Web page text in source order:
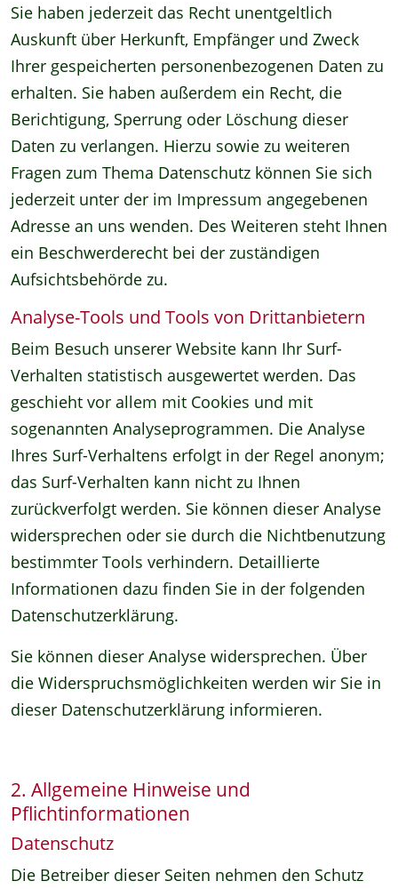
Sie haben jederzeit das Recht unentgeltlich
Auskunft über Herkunft, Empfänger und Zweck
Ihrer gespeicherten personenbezogenen Daten zu
erhalten. Sie haben außerdem ein Recht, die
Berichtigung, Sperrung oder Löschung dieser
Daten zu verlangen. Hierzu sowie zu weiteren
Fragen zum Thema Datenschutz können Sie sich
jederzeit unter der im Impressum angegebenen
Adresse an uns wenden. Des Weiteren steht Ihnen
ein Beschwerderecht bei der zuständigen
Aufsichtsbehörde zu.
Analyse-Tools und Tools von Drittanbietern
Beim Besuch unserer Website kann Ihr Surf-
Verhalten statistisch ausgewertet werden. Das
geschieht vor allem mit Cookies und mit
sogenannten Analyseprogrammen. Die Analyse
Ihres Surf-Verhaltens erfolgt in der Regel anonym;
das Surf-Verhalten kann nicht zu Ihnen
zurückverfolgt werden. Sie können dieser Analyse
widersprechen oder sie durch die Nichtbenutzung
bestimmter Tools verhindern. Detaillierte
Informationen dazu finden Sie in der folgenden
Datenschutzerklärung.
Sie können dieser Analyse widersprechen. Über
die Widerspruchsmöglichkeiten werden wir Sie in
dieser Datenschutzerklärung informieren.
2. Allgemeine Hinweise und
Pflichtinformationen
Datenschutz
Die Betreiber dieser Seiten nehmen den Schutz